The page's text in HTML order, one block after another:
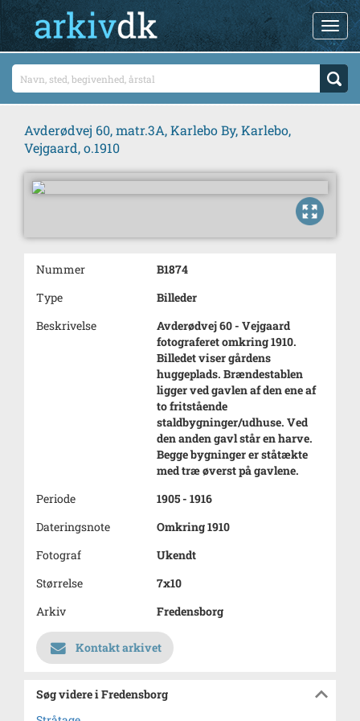
Avderødvej 60, matr.3A, Karlebo By, Karlebo,
Vejgaard, o.1910
Nummer
B1874
Type
Billeder
Beskrivelse
Avderødvej 60 - Vejgaard
fotograferet omkring 1910.
Billedet viser gårdens
huggeplads. Brændestablen
ligger ved gavlen af den ene af
to fritstående
staldbygninger/udhuse. Ved
den anden gavl står en harve.
Begge bygninger er ståtækte
med træ øverst på gavlene.
Periode
1905 - 1916
Dateringsnote
Omkring 1910
Fotograf
Ukendt
Størrelse
7x10
Arkiv
Fredensborg
Kontakt arkivet
Søg videre i Fredensborg